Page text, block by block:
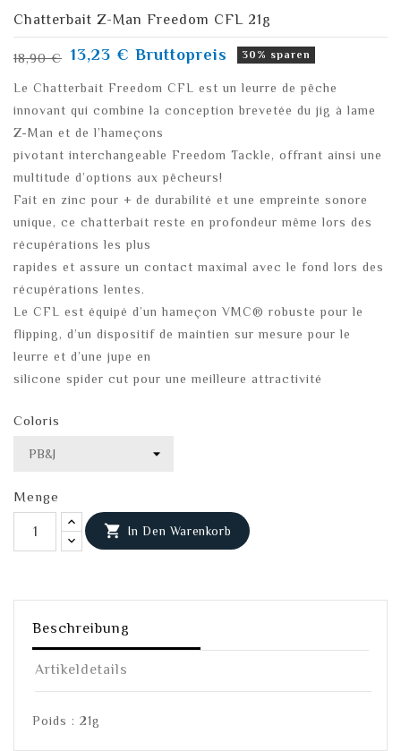
Chatterbait Z-Man Freedom CFL 21g
18,90 € 13,23 € Bruttopreis 30% sparen
Le Chatterbait Freedom CFL est un leurre de pêche
innovant qui combine la conception brevetée du jig à lame
Z-Man et de l’hameçons
pivotant interchangeable Freedom Tackle, offrant ainsi une
multitude d’options aux pêcheurs!
Fait en zinc pour + de durabilité et une empreinte sonore
unique, ce chatterbait reste en profondeur même lors des
récupérations les plus
rapides et assure un contact maximal avec le fond lors des
récupérations lentes.
Le CFL est équipé d’un hameçon VMC® robuste pour le
flipping, d’un dispositif de maintien sur mesure pour le
leurre et d’une jupe en
silicone spider cut pour une meilleure attractivité
Coloris
Menge
 In Den Warenkorb
Beschreibung
Artikeldetails
Poids : 21g